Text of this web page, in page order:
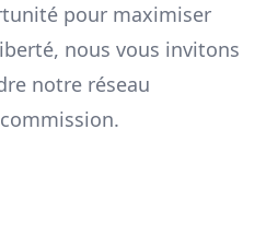
pour maximiser
nous vous invitons
notre réseau